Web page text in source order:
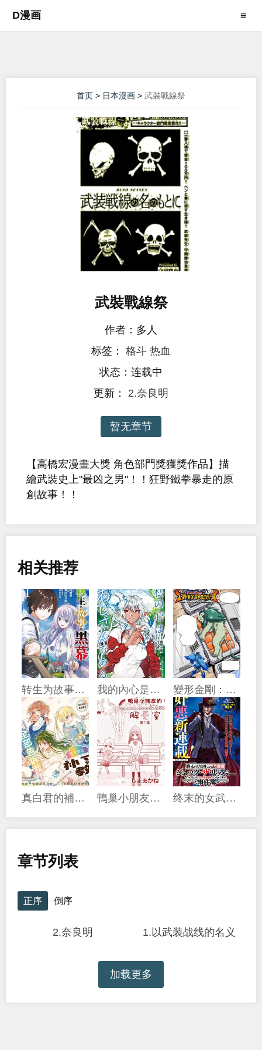
D漫画 ≡
首页 > 日本漫画 > 武裝戰線祭
武裝戰線祭
作者：多人
标签： 格斗 热血
状态：连载中
更新： 2.奈良明
暂无章节
【高橋宏漫畫大獎 角色部門獎獲獎作品】描
繪武裝史上"最凶之男"！！狂野鐵拳暴走的原
創故事！！
相关推荐
转生为故事幕后主谋 我的內心是大叔 變形金剛：G1宇宙之終焉
真白君的補習教室 鴨巢小朋友的解憂室 终末的女武神奇谭·开膛手杰克事件簿
章节列表
正序 倒序
2.奈良明 1.以武装战线的名义
加载更多